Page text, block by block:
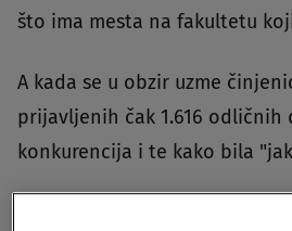
što ima mesta na fakultetu
A kada se u obzir uzme
prijavljenih čak 1.616 odličnih
konkurencija i te kako bila